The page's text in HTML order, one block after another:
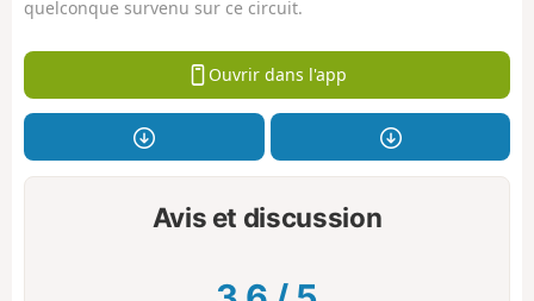
quelconque survenu sur ce circuit.
Ouvrir dans l'app
Avis et discussion